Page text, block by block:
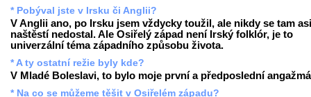
* Pobýval jste v Irsku či Anglii?
V Anglii ano, po Irsku jsem vždycky toužil, ale nikdy se tam asi
naštěstí nedostal. Ale Osiřelý západ není Irský folklór, je to
univerzální téma západního způsobu života.
* A ty ostatní režie byly kde?
V Mladé Boleslavi, to bylo moje první a předposlední
* Na co se můžeme těšit v Osiřelém západu?